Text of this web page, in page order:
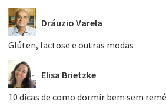
Dráuzio Varela
Glúten, lactose e outras modas
Elisa Brietzke
10 dicas de como dormir bem sem